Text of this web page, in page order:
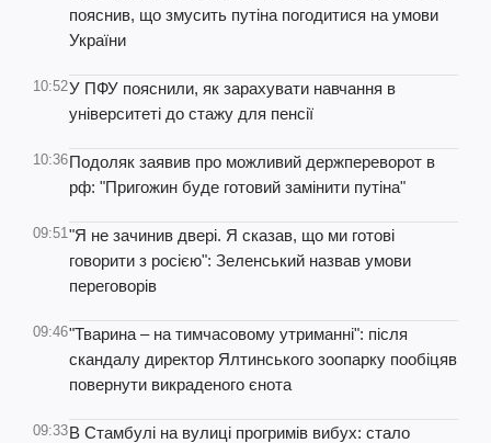
пояснив, що змусить путіна погодитися на умови
України
10:52У ПФУ пояснили, як зарахувати навчання в
університеті до стажу для пенсії
10:36Подоляк заявив про можливий держпереворот в
рф: "Пригожин буде готовий замінити путіна"
09:51"Я не зачинив двері. Я сказав, що ми готові
говорити з росією": Зеленський назвав умови
переговорів
09:46"Тварина – на тимчасовому утриманні": після
скандалу директор Ялтинського зоопарку пообіцяв
повернути викраденого єнота
09:33В Стамбулі на вулиці прогримів вибух: стало